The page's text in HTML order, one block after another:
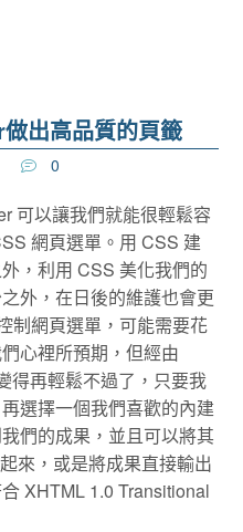
出高品質的頁籤
0
可以讓我們就能很輕鬆容
網頁選單。用 CSS 建
，利用 CSS 美化我們的
外，在日後的維護也會更
制網頁選單，可能需要花
心裡所預期，但經由
得再輕鬆不過了，只要我
選擇一個我們喜歡的內建
們的成果，並且可以將其
來，或是將成果直接輸出
XHTML 1.0 Transitional